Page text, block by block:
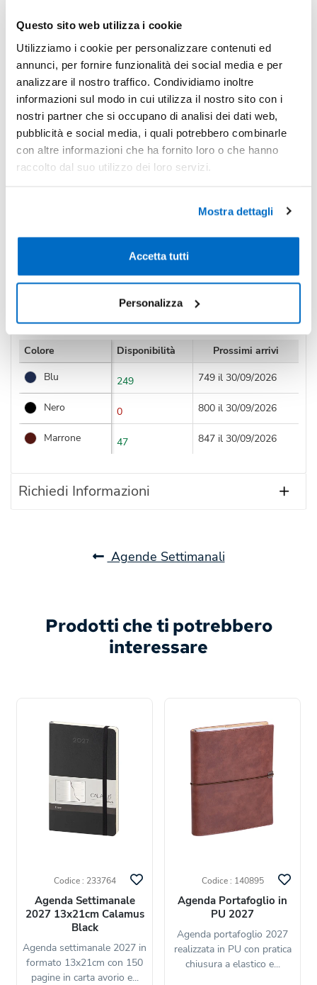
Questo sito web utilizza i cookie
Utilizziamo i cookie per personalizzare contenuti ed
annunci, per fornire funzionalità dei social media e per
analizzare il nostro traffico. Condividiamo inoltre
informazioni sul modo in cui utilizza il nostro sito con i
nostri partner che si occupano di analisi dei dati web,
pubblicità e social media, i quali potrebbero combinarle
con altre informazioni che ha fornito loro o che hanno
raccolto dal suo utilizzo dei loro servizi.
Mostra dettagli
Accetta tutti
Personalizza
Pezzi 100 -10% € 12,44
Pezzi 300 -18% € 11,36
*Prezzi prodotto per quantità merce neutra e prezzi IVA
Non trovi la quantità in tabella?Calcola il preventivo
Quantità consigliata
Colore Disponibilità
Prossimi arrivi
Blu
249 749 il 30/09/2026
Nero 0 800 il 30/09/2026
Marrone 47 847 il 30/09/2026
Richiedi Informazioni
Agende Settimanali
Prodotti che ti potrebbero
interessare
Codice : 233764
Agenda Settimanale
2027 13x21cm Calamus
Black
Agenda settimanale 2027 in
formato 13x21cm con 150
pagine in carta avorio e...
Codice : 140895
Agenda Portafoglio in
PU 2027
Agenda portafoglio 2027
realizzata in PU con pratica
chiusura a elastico e...